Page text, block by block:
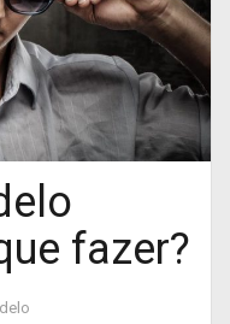
fazer?